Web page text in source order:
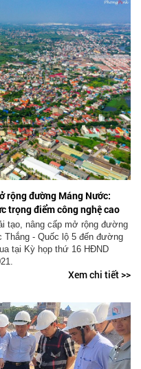
rộng đường Máng Nước:
trọng điểm công nghệ cao
tạo, nâng cấp mở rộng đường
- Quốc lộ 5 đến đường
tại Kỳ họp thứ 16 HĐND
Xem chi tiết >>